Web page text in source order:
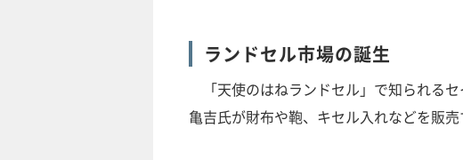
ランドセル市場の誕生
「天使のはねランドセル」で知られる
亀吉氏が財布や鞄、キセル入れなどを販